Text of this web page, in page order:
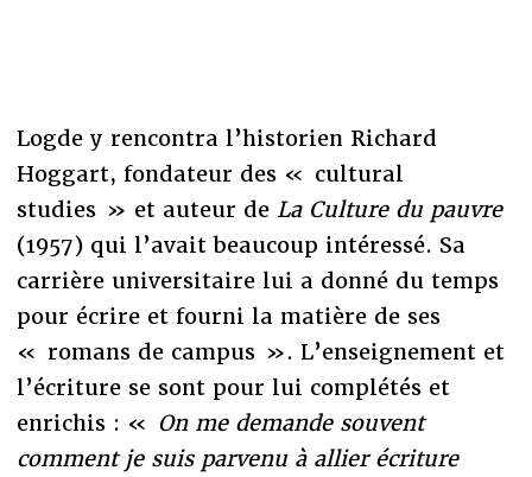
Logde y rencontra l’historien Richard
Hoggart, fondateur des « cultural
studies » et auteur de La Culture du pauvre
(1957) qui l’avait beaucoup intéressé. Sa
carrière universitaire lui a donné du temps
pour écrire et fourni la matière de ses
« romans de campus ». L’enseignement et
l’écriture se sont pour lui complétés et
enrichis : « On me demande souvent
comment je suis parvenu à allier écriture